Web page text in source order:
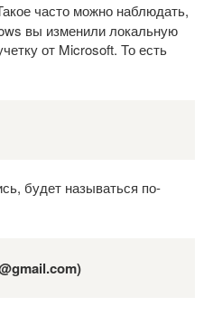
часто можно наблюдать,
вы изменили локальную
от Microsoft. То есть
будет называться по-
gmail.com)